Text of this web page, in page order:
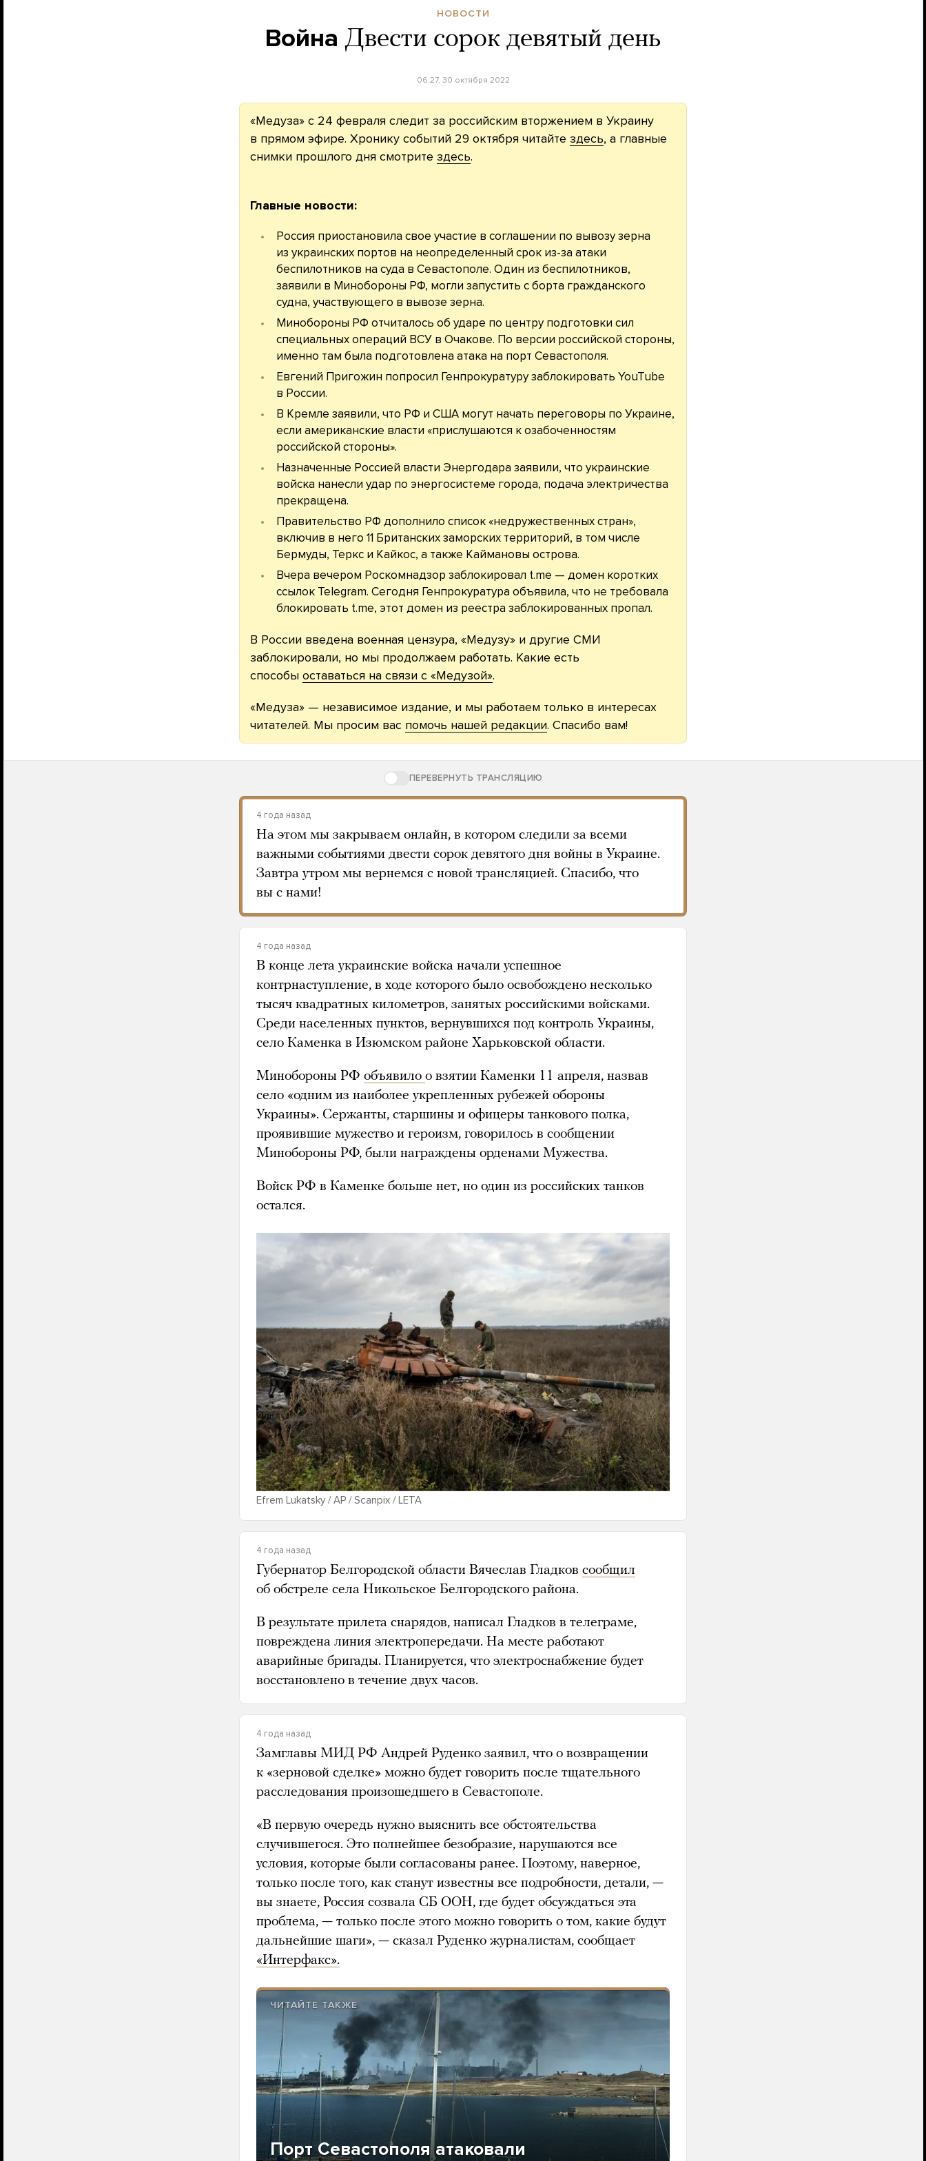
НОВОСТИ
Война Двести сорок девятый день
06:27, 30 октября 2022
«Медуза» с 24 февраля следит за российским вторжением в Украину
в прямом эфире. Хронику событий 29 октября читайте здесь, а главные
снимки прошлого дня смотрите здесь.
Главные новости:
Россия приостановила свое участие в соглашении по вывозу зерна
из украинских портов на неопределенный срок из-за атаки
беспилотников на суда в Севастополе. Один из беспилотников,
заявили в Минобороны РФ, могли запустить с борта гражданского
судна, участвующего в вывозе зерна.
Минобороны РФ отчиталось об ударе по центру подготовки сил
специальных операций ВСУ в Очакове. По версии российской стороны,
именно там была подготовлена атака на порт Севастополя.
Евгений Пригожин попросил Генпрокуратуру заблокировать YouTube
в России.
В Кремле заявили, что РФ и США могут начать переговоры по Украине,
если американские власти «прислушаются к озабоченностям
российской стороны».
Назначенные Россией власти Энергодара заявили, что украинские
войска нанесли удар по энергосистеме города, подача электричества
прекращена.
Правительство РФ дополнило список «недружественных стран»,
включив в него 11 Британских заморских территорий, в том числе
Бермуды, Теркс и Кайкос, а также Каймановы острова.
Вчера вечером Роскомнадзор заблокировал t.me — домен коротких
ссылок Telegram. Сегодня Генпрокуратура объявила, что не требовала
блокировать t.me, этот домен из реестра заблокированных пропал.
В России введена военная цензура, «Медузу» и другие СМИ
заблокировали, но мы продолжаем работать. Какие есть
способы оставаться на связи с «Медузой».
«Медуза» — независимое издание, и мы работаем только в интересах
читателей. Мы просим вас помочь нашей редакции. Спасибо вам!
ПЕРЕВЕРНУТЬ ТРАНСЛЯЦИЮ
4 года назад
На этом мы закрываем онлайн, в котором следили за всеми
важными событиями двести сорок девятого дня войны в Украине.
Завтра утром мы вернемся с новой трансляцией. Спасибо, что
вы с нами!
4 года назад
В конце лета украинские войска начали успешное
контрнаступление, в ходе которого было освобождено несколько
тысяч квадратных километров, занятых российскими войсками.
Среди населенных пунктов, вернувшихся под контроль Украины,
село Каменка в Изюмском районе Харьковской области.
Минобороны РФ объявило о взятии Каменки 11 апреля, назвав
село «одним из наиболее укрепленных рубежей обороны
Украины». Сержанты, старшины и офицеры танкового полка,
проявившие мужество и героизм, говорилось в сообщении
Минобороны РФ, были награждены орденами Мужества.
Войск РФ в Каменке больше нет, но один из российских танков
остался.
Efrem Lukatsky / AP / Scanpix / LETA
4 года назад
Губернатор Белгородской области Вячеслав Гладков сообщил
об обстреле села Никольское Белгородского района.
В результате прилета снарядов, написал Гладков в телеграме,
повреждена линия электропередачи. На месте работают
аварийные бригады. Планируется, что электроснабжение будет
восстановлено в течение двух часов.
4 года назад
Замглавы МИД РФ Андрей Руденко заявил, что о возвращении
к «зерновой сделке» можно будет говорить после тщательного
расследования произошедшего в Севастополе.
«В первую очередь нужно выяснить все обстоятельства
случившегося. Это полнейшее безобразие, нарушаются все
условия, которые были согласованы ранее. Поэтому, наверное,
только после того, как станут известны все подробности, детали, —
вы знаете, Россия созвала СБ ООН, где будет обсуждаться эта
проблема, — только после этого можно говорить о том, какие будут
дальнейшие шаги», — сказал Руденко журналистам, сообщает
«Интерфакс».
ЧИТАЙТЕ ТАКЖЕ
Порт Севастополя атаковали